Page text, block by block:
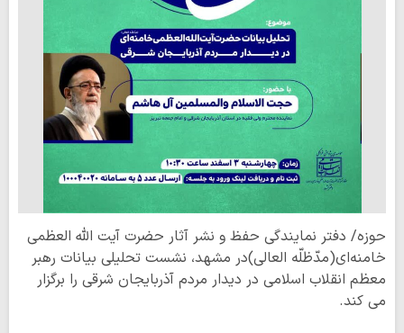
حوزه/ دفتر نمایندگی حفظ و نشر آثار حضرت آیت‌ الله‌ العظمی
خامنه‌ای(مدّظلّه العالی)در مشهد، نشست تحلیلی بیانات رهبر
معظم انقلاب اسلامی در دیدار مردم آذربایجان شرقی را برگزار
می کند.